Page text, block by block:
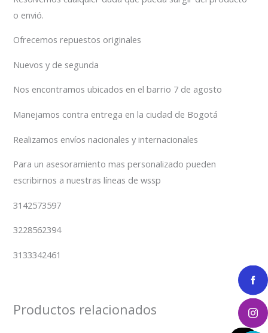
o envió.
Ofrecemos repuestos originales
Nuevos y de segunda
Nos encontramos ubicados en el barrio 7 de agosto
Manejamos contra entrega en la ciudad de Bogotá
Realizamos envíos nacionales y internacionales
Para un asesoramiento mas personalizado pueden
escribirnos a nuestras líneas de wssp
3142573597
3228562394
3133342461
Productos relacionados